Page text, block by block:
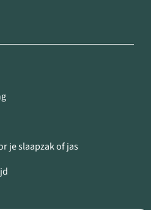
je slaapzak of jas